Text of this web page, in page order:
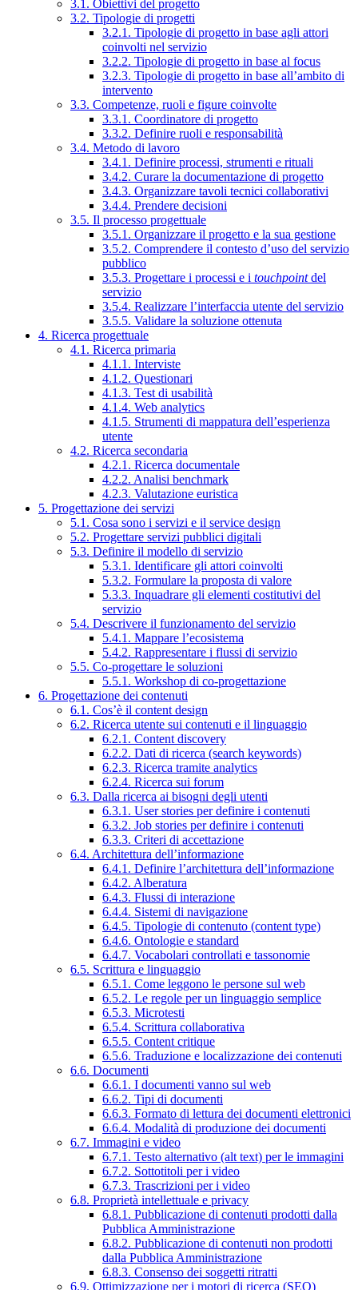
3.1. Obiettivi del progetto
3.2. Tipologie di progetti
3.2.1. Tipologie di progetto in base agli attori
coinvolti nel servizio
3.2.2. Tipologie di progetto in base al focus
3.2.3. Tipologie di progetto in base all’ambito di
intervento
3.3. Competenze, ruoli e figure coinvolte
3.3.1. Coordinatore di progetto
3.3.2. Definire ruoli e responsabilità
3.4. Metodo di lavoro
3.4.1. Definire processi, strumenti e rituali
3.4.2. Curare la documentazione di progetto
3.4.3. Organizzare tavoli tecnici collaborativi
3.4.4. Prendere decisioni
3.5. Il processo progettuale
3.5.1. Organizzare il progetto e la sua gestione
3.5.2. Comprendere il contesto d’uso del servizio
pubblico
3.5.3. Progettare i processi e i touchpointdel
servizio
3.5.4. Realizzare l’interfaccia utente del servizio
3.5.5. Validare la soluzione ottenuta
4. Ricerca progettuale
4.1. Ricerca primaria
4.1.1. Interviste
4.1.2. Questionari
4.1.3. Test di usabilità
4.1.4. Web analytics
4.1.5. Strumenti di mappatura dell’esperienza
utente
4.2. Ricerca secondaria
4.2.1. Ricerca documentale
4.2.2. Analisi benchmark
4.2.3. Valutazione euristica
5. Progettazione dei servizi
5.1. Cosa sono i servizi e il service design
5.2. Progettare servizi pubblici digitali
5.3. Definire il modello di servizio
5.3.1. Identificare gli attori coinvolti
5.3.2. Formulare la proposta di valore
5.3.3. Inquadrare gli elementi costitutivi del
servizio
5.4. Descrivere il funzionamento del servizio
5.4.1. Mappare l’ecosistema
5.4.2. Rappresentare i flussi di servizio
5.5. Co-progettare le soluzioni
5.5.1. Workshop di co-progettazione
6. Progettazione dei contenuti
6.1. Cos’è il content design
6.2. Ricerca utente sui contenuti e il linguaggio
6.2.1. Content discovery
6.2.2. Dati di ricerca (search keywords)
6.2.3. Ricerca tramite analytics
6.2.4. Ricerca sui forum
6.3. Dalla ricerca ai bisogni degli utenti
6.3.1. User stories per definire i contenuti
6.3.2. Job stories per definire i contenuti
6.3.3. Criteri di accettazione
6.4. Architettura dell’informazione
6.4.1. Definire l’architettura dell’informazione
6.4.2. Alberatura
6.4.3. Flussi di interazione
6.4.4. Sistemi di navigazione
6.4.5. Tipologie di contenuto (content type)
6.4.6. Ontologie e standard
6.4.7. Vocabolari controllati e tassonomie
6.5. Scrittura e linguaggio
6.5.1. Come leggono le persone sul web
6.5.2. Le regole per un linguaggio semplice
6.5.3. Microtesti
6.5.4. Scrittura collaborativa
6.5.5. Content critique
6.5.6. Traduzione e localizzazione dei contenuti
6.6. Documenti
6.6.1. I documenti vanno sul web
6.6.2. Tipi di documenti
6.6.3. Formato di lettura dei documenti elettronici
6.6.4. Modalità di produzione dei documenti
6.7. Immagini e video
6.7.1. Testo alternativo (alt text) per le immagini
6.7.2. Sottotitoli per i video
6.7.3. Trascrizioni per i video
6.8. Proprietà intellettuale e privacy
6.8.1. Pubblicazione di contenuti prodotti dalla
Pubblica Amministrazione
6.8.2. Pubblicazione di contenuti non prodotti
dalla Pubblica Amministrazione
6.8.3. Consenso dei soggetti ritratti
6.9. Ottimizzazione per i motori di ricerca (SEO)